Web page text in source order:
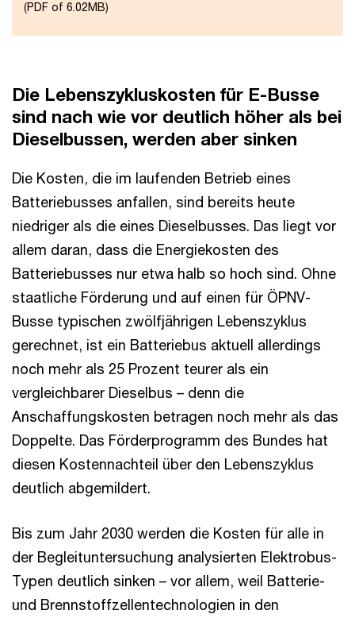
(PDF of 6.02MB)
Die Lebenszykluskosten für E-Busse
sind nach wie vor deutlich höher als bei
Dieselbussen, werden aber sinken
Die Kosten, die im laufenden Betrieb eines
Batteriebusses anfallen, sind bereits heute
niedriger als die eines Dieselbusses. Das liegt vor
allem daran, dass die Energiekosten des
Batteriebusses nur etwa halb so hoch sind. Ohne
staatliche Förderung und auf einen für ÖPNV-
Busse typischen zwölfjährigen Lebenszyklus
gerechnet, ist ein Batteriebus aktuell allerdings
noch mehr als 25 Prozent teurer als ein
vergleichbarer Dieselbus – denn die
Anschaffungskosten betragen noch mehr als das
Doppelte. Das Förderprogramm des Bundes hat
diesen Kostennachteil über den Lebenszyklus
deutlich abgemildert.
Bis zum Jahr 2030 werden die Kosten für alle in
der Begleituntersuchung analysierten Elektrobus-
Typen deutlich sinken – vor allem, weil Batterie-
und Brennstoffzellentechnologien in den